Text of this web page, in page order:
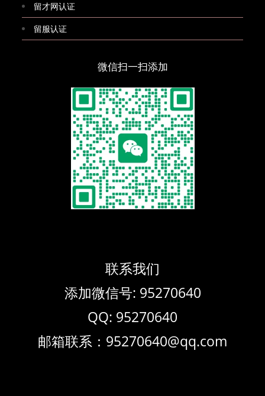
留才网认证
留服认证
微信扫一扫添加
联系我们
添加微信号: 95270640
QQ: 95270640
邮箱联系：95270640@qq.com